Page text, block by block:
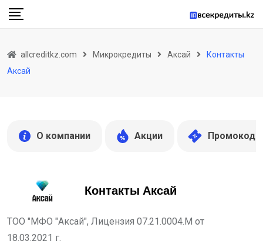
Skip
allcreditkz.com Микрокредиты Аксай
Контакты
Аксай
О компании Акции Промокоды
Контакты Аксай
ТОО "МФО "Аксай", Лицензия 07.21.0004.М от
18.03.2021 г.